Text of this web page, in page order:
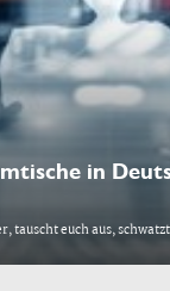
in
tauscht euch aus,